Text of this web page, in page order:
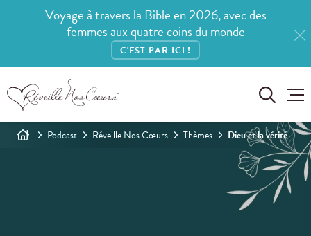
Voyage à travers la Bible en 2026, avec des
femmes aux quatre coins du monde
C'EST PAR ICI !
Podcast Réveille Nos Cœurs Thèmes Dieu et la vérité